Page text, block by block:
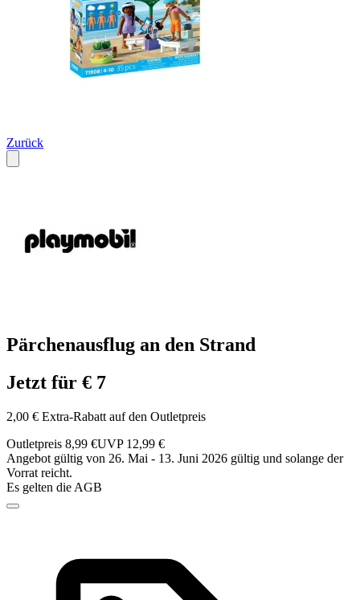
Zurück
Pärchenausflug an den Strand
Jetzt für € 7
2,00 € Extra-Rabatt auf den Outletpreis
Outletpreis 8,99 €UVP 12,99 €
Angebot gültig von 26. Mai - 13. Juni 2026 gültig und solange der
Vorrat reicht.
Es gelten die AGB